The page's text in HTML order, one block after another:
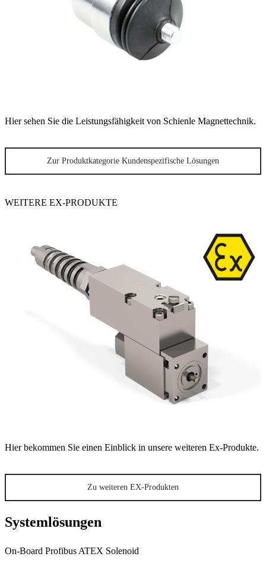
Hier sehen Sie die Leistungsfähigkeit von Schienle Magnettechnik.
Zur Produktkategorie Kundenspezifische Lösungen
WEITERE EX-PRODUKTE
Hier bekommen Sie einen Einblick in unsere weiteren Ex-Produkte.
Zu weiteren EX-Produkten
Systemlösungen
On-Board Profibus ATEX Solenoid